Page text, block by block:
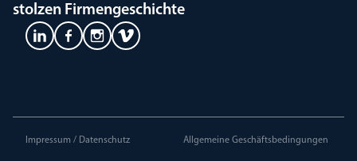
stolzen Firmengeschichte
Impressum / Datenschutz Allgemeine Geschäftsbedingungen